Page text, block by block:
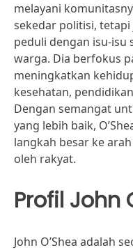
melayani
sekedar politisi,
peduli dengan isu-isu
warga. Dia berfokus
meningkatkan
kesehatan,
Dengan semangat
yang lebih baik,
langkah besar ke
oleh rakyat.
Profil John
John O’Shea adalah